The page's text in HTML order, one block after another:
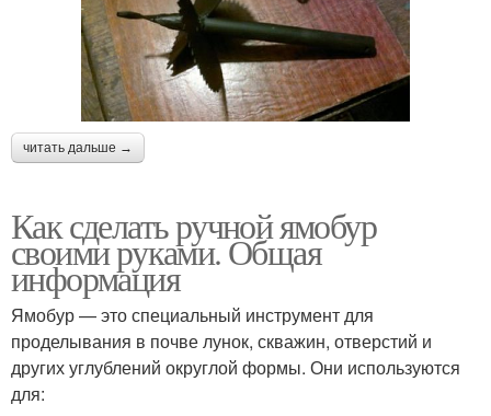
читать дальше →
Как сделать ручной ямобур
своими руками. Общая
информация
Ямобур — это специальный инструмент для
проделывания в почве лунок, скважин, отверстий и
других углублений округлой формы. Они используются
для: